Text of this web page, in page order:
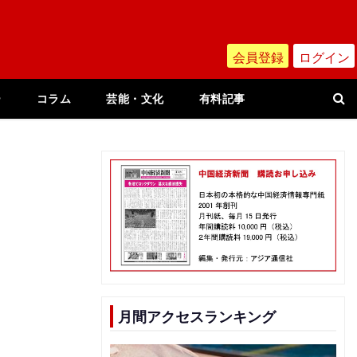
会員登録 ログイン
コラム 芸能・文化 有料記事
月間アクセスランキング